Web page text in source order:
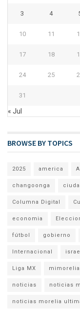
3 4
10 11
17 18
24 25
31
« Jul
BROWSE BY TOPICS
2025 america
changoonga
Columna Digital
economia
fútbol gobierno
Internacional israel
Liga MX
noticias noticias
noticias morelia